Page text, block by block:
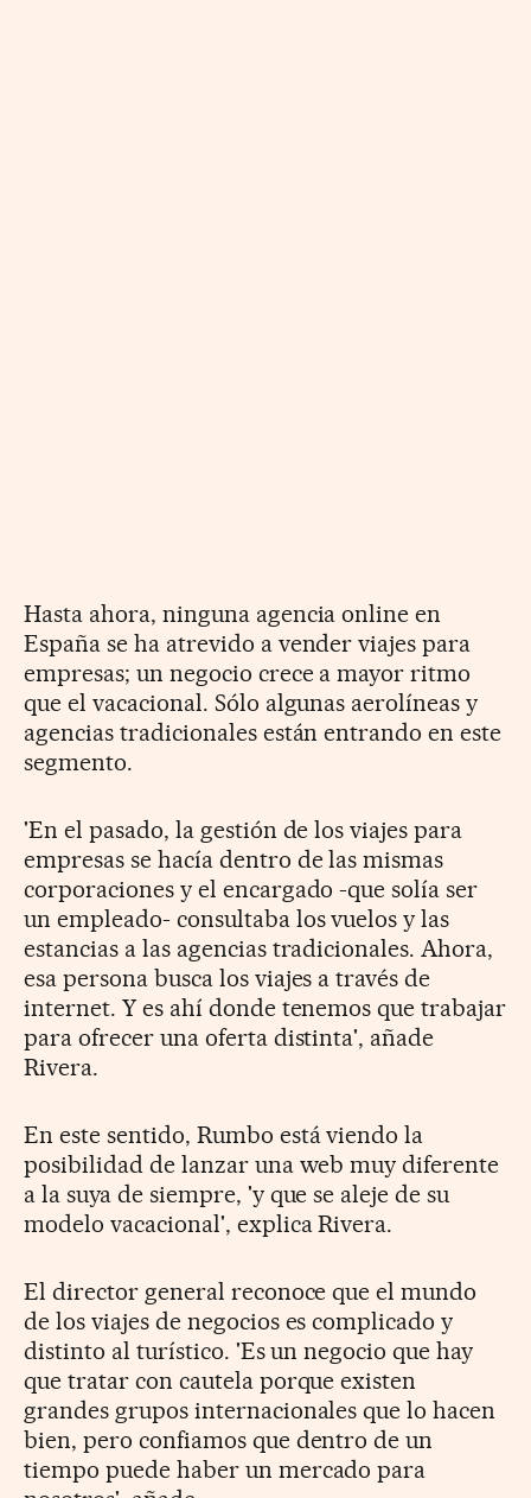
Hasta ahora, ninguna agencia online en
España se ha atrevido a vender viajes para
empresas; un negocio crece a mayor ritmo
que el vacacional. Sólo algunas aerolíneas y
agencias tradicionales están entrando en este
segmento.
'En el pasado, la gestión de los viajes para
empresas se hacía dentro de las mismas
corporaciones y el encargado -que solía ser
un empleado- consultaba los vuelos y las
estancias a las agencias tradicionales. Ahora,
esa persona busca los viajes a través de
internet. Y es ahí donde tenemos que trabajar
para ofrecer una oferta distinta', añade
Rivera.
En este sentido, Rumbo está viendo la
posibilidad de lanzar una web muy diferente
a la suya de siempre, 'y que se aleje de su
modelo vacacional', explica Rivera.
El director general reconoce que el mundo
de los viajes de negocios es complicado y
distinto al turístico. 'Es un negocio que hay
que tratar con cautela porque existen
grandes grupos internacionales que lo hacen
bien, pero confiamos que dentro de un
tiempo puede haber un mercado para